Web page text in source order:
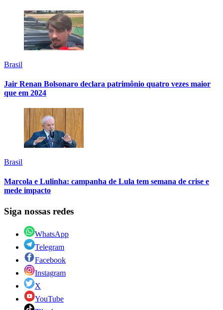
Brasil
Jair Renan Bolsonaro declara patrimônio quatro vezes maior
que em 2024
Brasil
Marcola e Lulinha: campanha de Lula tem semana de crise e
mede impacto
Siga nossas redes
WhatsApp
Telegram
Facebook
Instagram
X
YouTube